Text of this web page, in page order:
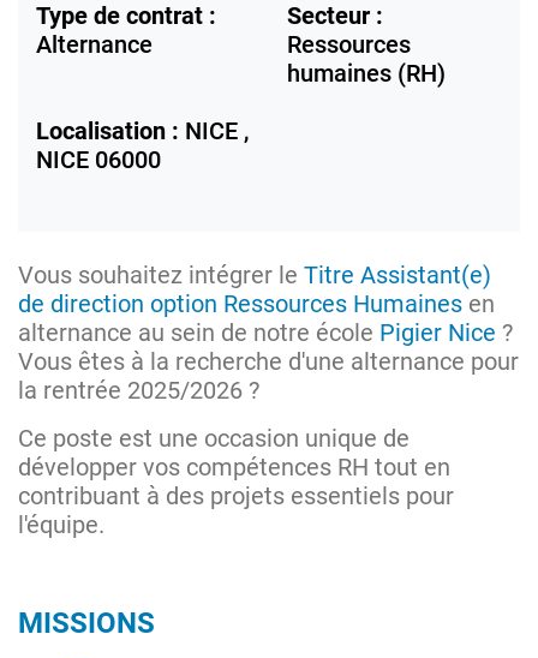
Type de contrat :
Alternance
Secteur :
Ressources
humaines (RH)
Localisation : NICE ,
NICE 06000
Vous souhaitez intégrer le Titre Assistant(e)
de direction option Ressources Humaines en
alternance au sein de notre école Pigier Nice ?
Vous êtes à la recherche d'une alternance pour
la rentrée 2025/2026 ?
Ce poste est une occasion unique de
développer vos compétences RH tout en
contribuant à des projets essentiels pour
l'équipe.
MISSIONS